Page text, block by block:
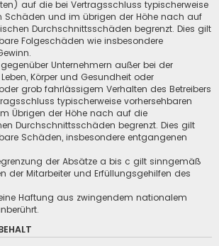
auf die bei Vertragsschluss typischerweise
Schäden und im übrigen der Höhe nach auf
Durchschnittsschäden begrenzt. Dies gilt
Folgeschäden wie insbesondere
Unternehmern außer bei der
Körper und Gesundheit oder
grob fahrlässigem Verhalten des Betreibers
typischerweise vorhersehbaren
Übrigen der Höhe nach auf die
Durchschnittsschäden begrenzt. Dies gilt
Schäden, insbesondere entgangenen
der Absätze a bis c gilt sinngemäß
der Mitarbeiter und Erfüllungsgehilfen des
Haftung aus zwingendem nationalem